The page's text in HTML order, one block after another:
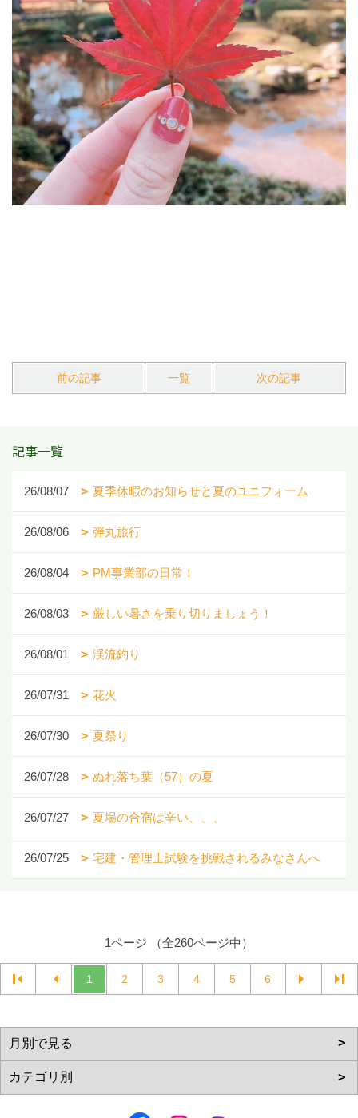
前の記事 一覧 次の記事
記事一覧
26/08/07 夏季休暇のお知らせと夏のユニフォーム
26/08/06 弾丸旅行
26/08/04 PM事業部の日常！
26/08/03 厳しい暑さを乗り切りましょう！
26/08/01 渓流釣り
26/07/31 花火
26/07/30 夏祭り
26/07/28 ぬれ落ち葉（57）の夏
26/07/27 夏場の合宿は辛い、、、
26/07/25 宅建・管理士試験を挑戦されるみなさんへ
1ページ （全260ページ中）
1 2 3 4 5 6